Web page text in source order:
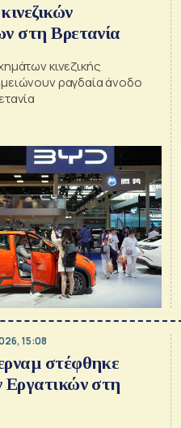
στη Βρετανία
κινεζικής
ραγδαία άνοδο
15:08
στέφθηκε
Εργατικών στη